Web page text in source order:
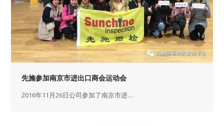
先施参加南京市进出口商会运动会
2016年11月26日公司参加了南京市进…